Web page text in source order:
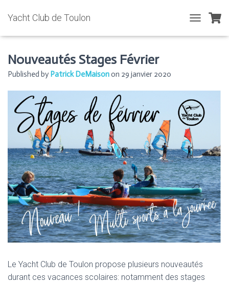
Yacht Club de Toulon
O
V
I
G
I
O
N
Nouveautés Stages Février
Published by Patrick DeMaisonon 29 janvier 2020
Le Yacht Club de Toulon propose plusieurs nouveautés
durant ces vacances scolaires: notamment des stages